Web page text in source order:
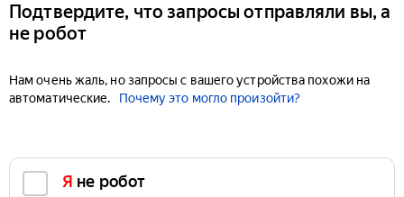
Подтвердите, что запросы отправляли вы, а
не робот
Нам очень жаль, но запросы с вашего устройства похожи на
автоматические.
Почему это могло произойти?
Я не робот